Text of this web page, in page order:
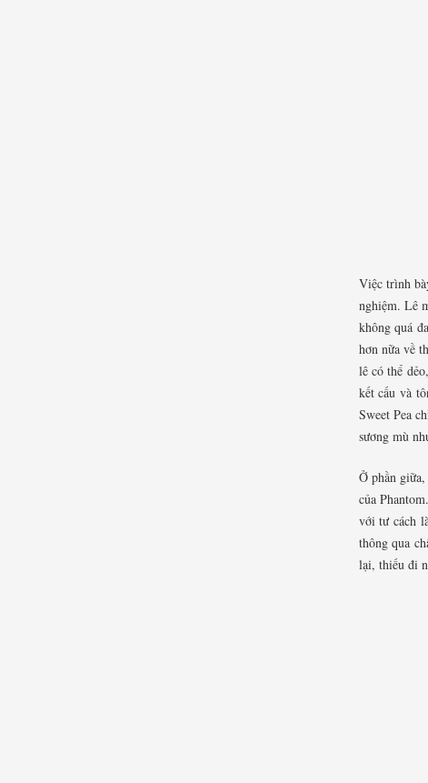
Việc trình
nghiệm. Lê
không quá
hơn nữa về
lê có thể
kết cấu và
Sweet Pea
sương mù
Ở phần
của
với tư cách
thông qua
lại, thiếu đi